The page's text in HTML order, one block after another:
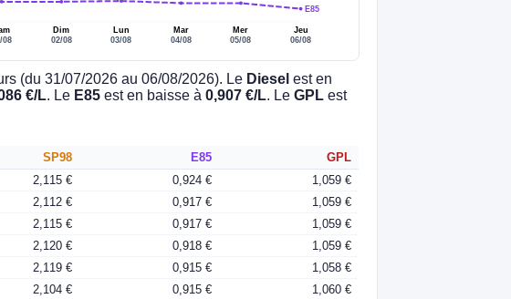
08
Dim
02/08
Lun
03/08
Mar
04/08
Mer
05/08
Jeu
06/08
E85
(du 31/07/2026 au 06/08/2026). Le Diesel est en
€/L. Le E85 est en baisse à0,907 €/L. LeGPL est
SP98 E85
GPL
2,115 € 0,924 €
1,059 €
2,112 € 0,917 €
1,059 €
2,115 € 0,917 €
1,059 €
2,120 € 0,918 €
1,059 €
2,119 € 0,915 €
1,058 €
2,104 € 0,915 €
1,060 €